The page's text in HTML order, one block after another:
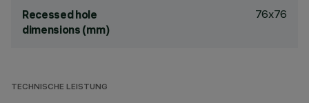
Recessed hole
dimensions (mm)
76x76
TECHNISCHE LEISTUNG